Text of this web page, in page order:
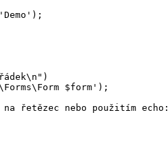
řetězec nebo použitím echo: